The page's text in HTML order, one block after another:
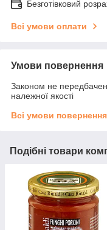
Безготівковий
Всі умови оплати
Умови повернення
Законом не
належної якості
Всі умови повернення
Подібні товари